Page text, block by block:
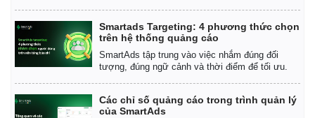
Smartads Targeting: 4 phương thức chọn
trên hệ thống quảng cáo
SmartAds tập trung vào việc nhắm đúng đối
tượng, đúng ngữ cảnh và thời điểm để tối ưu.
Các chỉ số quảng cáo trong trình quản lý
của SmartAds